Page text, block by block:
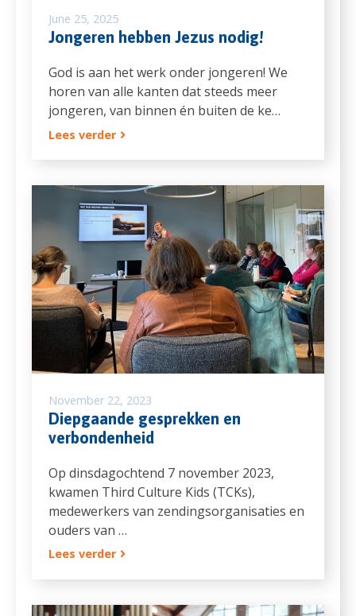
June 25, 2025
Jongeren hebben Jezus nodig!
God is aan het werk onder jongeren! We
horen van alle kanten dat steeds meer
jongeren, van binnen én buiten de ke…
Lees verder
November 22, 2023
Diepgaande gesprekken en
verbondenheid
Op dinsdagochtend 7 november 2023,
kwamen Third Culture Kids (TCKs),
medewerkers van zendingsorganisaties en
ouders van …
Lees verder